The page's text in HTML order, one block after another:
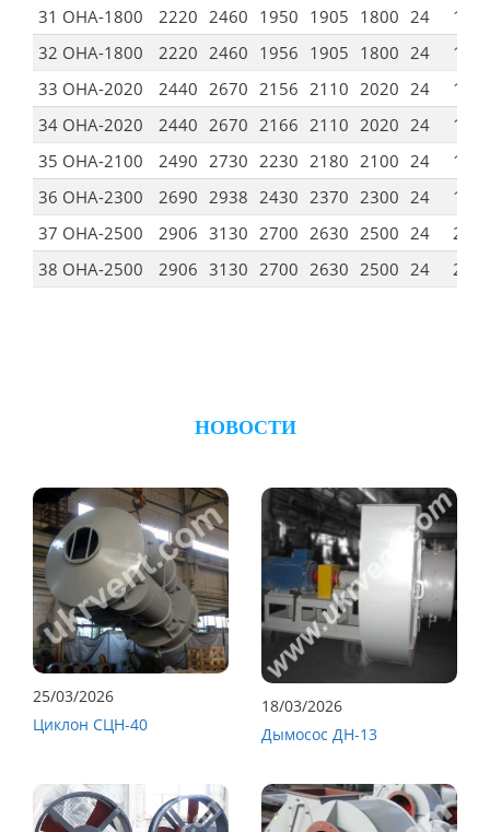
31 ОНА-1800
2220 2460 1950 1905 1800 24 19
32 ОНА-1800
2220 2460 1956 1905 1800 24 19
33 ОНА-2020
2440 2670 2156 2110 2020 24 19
34 ОНА-2020
2440 2670 2166 2110 2020 24 19
35 ОНА-2100
2490 2730 2230 2180 2100 24 19
36 ОНА-2300
2690 2938 2430 2370 2300 24 19
37 ОНА-2500
2906 3130 2700 2630 2500 24 22
38 ОНА-2500
2906 3130 2700 2630 2500 24 22
НОВОСТИ
25/03/2026
Циклон СЦН-40
18/03/2026
Дымосос ДН-13